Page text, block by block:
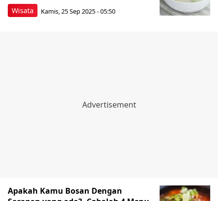
Wisata Kamis, 25 Sep 2025 - 05:50
Apakah Kamu Bosan Dengan